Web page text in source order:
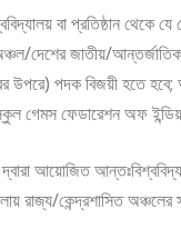
বা প্রতিষ্ঠান থেকে
দেশের জাতীয়/
পদক বিজয়ী হতে হবে;
গেমস ফেডারেশন অফ
আয়োজিত
রাজ্য/কেন্দ্রশাসিত